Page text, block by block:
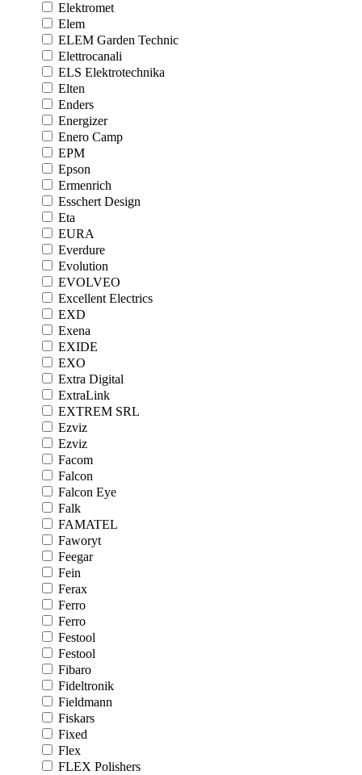
Elektromet
Elem
ELEM Garden Technic
Elettrocanali
ELS Elektrotechnika
Elten
Enders
Energizer
Enero Camp
EPM
Epson
Ermenrich
Esschert Design
Eta
EURA
Everdure
Evolution
EVOLVEO
Excellent Electrics
EXD
Exena
EXIDE
EXO
Extra Digital
ExtraLink
EXTREM SRL
Ezviz
Ezviz
Facom
Falcon
Falcon Eye
Falk
FAMATEL
Faworyt
Feegar
Fein
Ferax
Ferro
Ferro
Festool
Festool
Fibaro
Fideltronik
Fieldmann
Fiskars
Fixed
Flex
FLEX Polishers